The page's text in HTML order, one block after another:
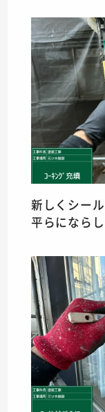
新しくシー
平らになら